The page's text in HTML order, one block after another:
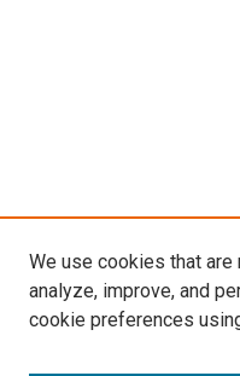
We use cookies that
analyze, improve, and
cookie preferences